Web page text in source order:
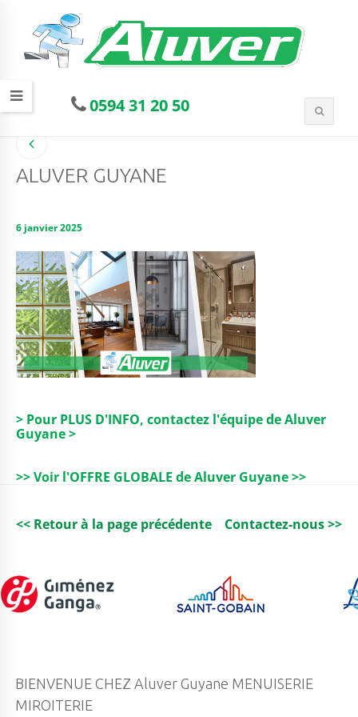
0594 31 20 50
ALUVER GUYANE
6 janvier 2025
> Pour PLUS D'INFO, contactez l'équipe de Aluver
Guyane >
>> Voir l'OFFRE GLOBALE de Aluver Guyane >>
<< Retour à la page précédente Contactez-nous >>
BIENVENUE CHEZ Aluver Guyane MENUISERIE
MIROITERIE